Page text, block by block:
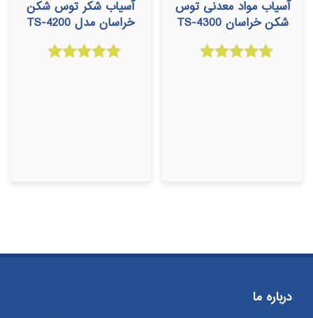
آسیاب مواد معدنی توس
شکن خراسان TS-4300
آسیاب شکر توس شکن
خراسان مدل TS-4200
درباره ما